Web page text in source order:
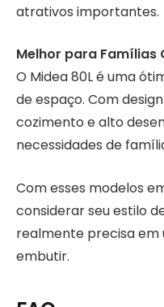
atrativos importantes.
Melhor para Famílias
O Midea 80L é uma
de espaço. Com
cozimento e alto
necessidades de
Com esses modelos
considerar seu estilo
realmente precisa
embutir.